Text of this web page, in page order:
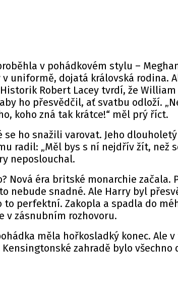
v pohádkovém stylu –
v uniformě, dojatá královská rodina.
Robert Lacey tvrdí, že
ho přesvědčil, ať svatbu odloží.
koho zná tak krátce!“ měl prý říct.
ho snažili varovat. Jeho
radil: „Měl bys s ní nejdřív žít, než
neposlouchal.
Nová éra britské monarchie začala.
nebude snadné. Ale Harry byl
to perfektní. Zakopla a spadla do
v zásnubním rozhovoru.
měla hořkosladký konec. Ale
zahradě bylo všechno